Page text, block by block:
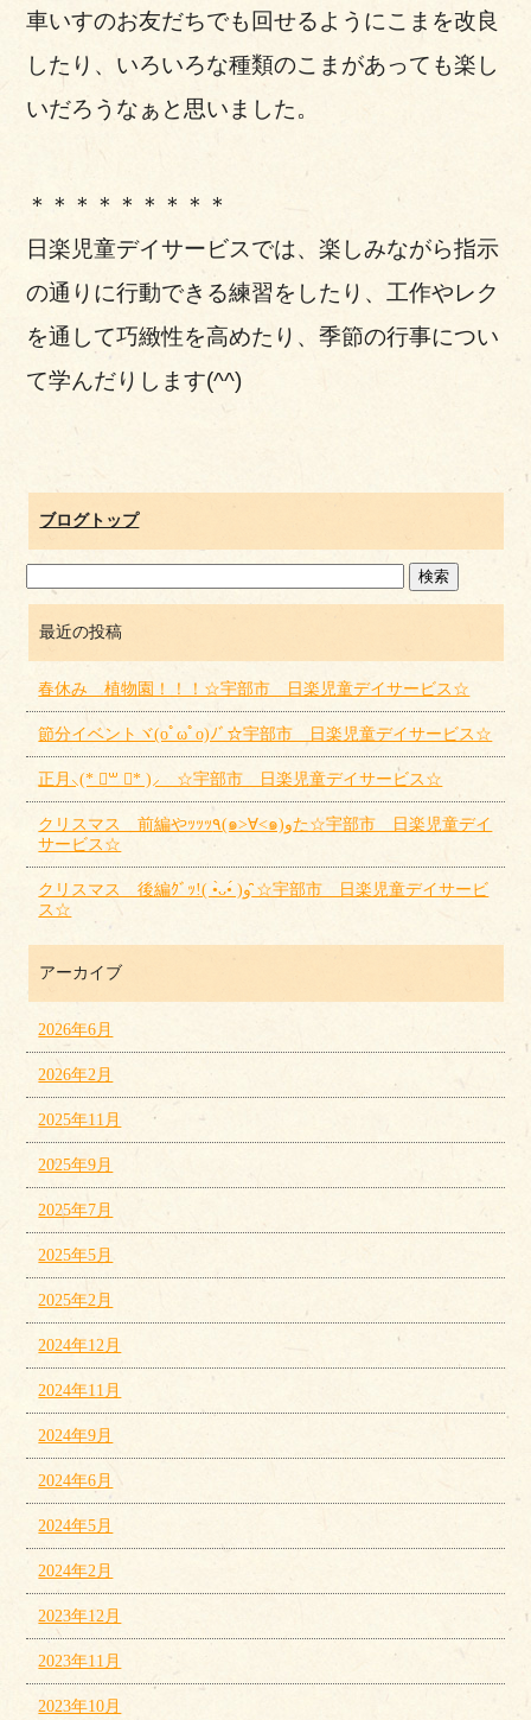
車いすのお友だちでも回せるようにこまを改良
したり、いろいろな種類のこまがあっても楽し
いだろうなぁと思いました。
＊＊＊＊＊＊＊＊＊
日楽児童デイサービスでは、楽しみながら指示
の通りに行動できる練習をしたり、工作やレク
を通して巧緻性を高めたり、季節の行事につい
て学んだりします(^^)
ブログトップ
最近の投稿
春休み 植物園！！！☆宇部市 日楽児童デイサービス☆
節分イベントヾ(oﾟωﾟo)ﾉﾞ☆宇部市 日楽児童デイサービス☆
正月⸜(* ॑꒳ ॑* )⸝ ☆宇部市 日楽児童デイサービス☆
クリスマス 前編やｯｯｯ٩(๑>∀<๑)وた☆宇部市 日楽児童デイ
サービス☆
クリスマス 後編ｸﾞｯ!( •̀ᴗ•́ )و ̑̑☆宇部市 日楽児童デイサービ
ス☆
アーカイブ
2026年6月
2026年2月
2025年11月
2025年9月
2025年7月
2025年5月
2025年2月
2024年12月
2024年11月
2024年9月
2024年6月
2024年5月
2024年2月
2023年12月
2023年11月
2023年10月